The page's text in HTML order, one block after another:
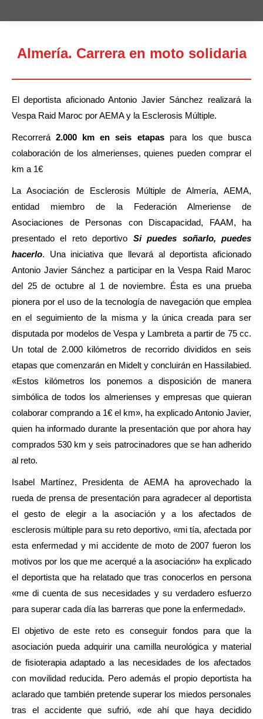
Almería. Carrera en moto solidaria
El deportista aficionado Antonio Javier Sánchez realizará la
Vespa Raid Maroc por AEMA y la Esclerosis Múltiple.
Recorrerá 2.000 km en seis etapaspara los que busca
colaboración de los almerienses, quienes pueden comprar el
km a 1€
La Asociación de Esclerosis Múltiple de Almería, AEMA,
entidad miembro de la Federación Almeriense de
Asociaciones de Personas con Discapacidad, FAAM, ha
presentado el reto deportivo Si puedes soñarlo, puedes
hacerlo. Una iniciativa que llevará al deportista aficionado
Antonio Javier Sánchez a participar en la Vespa Raid Maroc
del 25 de octubre al 1 de noviembre. Ésta es una prueba
pionera por el uso de la tecnología de navegación que emplea
en el seguimiento de la misma y la única creada para ser
disputada por modelos de Vespa y Lambreta a partir de 75 cc.
Un total de 2.000 kilómetros de recorrido divididos en seis
etapas que comenzarán en Midelt y concluirán en Hassilabied.
«Estos kilómetros los ponemos a disposición de manera
simbólica de todos los almerienses y empresas que quieran
colaborar comprando a 1€ el km», ha explicado Antonio Javier,
quien ha informado durante la presentación que por ahora hay
comprados 530 km y seis patrocinadores que se han adherido
al reto.
Isabel Martínez, Presidenta de AEMA ha aprovechado la
rueda de prensa de presentación para agradecer al deportista
el gesto de elegir a la asociación y a los afectados de
esclerosis múltiple para su reto deportivo, «mi tía, afectada por
esta enfermedad y mi accidente de moto de 2007 fueron los
motivos por los que me acerqué a la asociación» ha explicado
el deportista que ha relatado que tras conocerlos en persona
«me di cuenta de sus necesidades y su verdadero esfuerzo
para superar cada día las barreras que pone la enfermedad».
El objetivo de este reto es conseguir fondos para que la
asociación pueda adquirir una camilla neurológica y material
de fisioterapia adaptado a las necesidades de los afectados
con movilidad reducida. Pero además el propio deportista ha
aclarado que también pretende superar los miedos personales
tras el accidente que sufrió, «de ahí que haya decidido